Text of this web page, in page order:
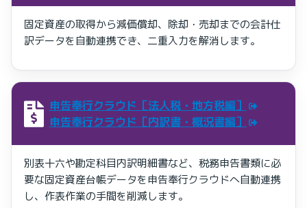
固定資産の取得から減価償却、除却・売却までの会計仕
訳データを自動連携でき、二重入力を解消します。
申告奉行クラウド［法人税・地方税編］
申告奉行クラウド［内訳書・概況書編］
別表十六や勘定科目内訳明細書など、税務申告書類に必
要な固定資産台帳データを申告奉行クラウドへ自動連携
し、作表作業の手間を削減します。